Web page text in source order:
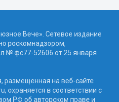
Вече». Сетевое издание
роскомнадзором,
№ фc77-52606 от 25 января
размещенная на веб-сайте
охраняется в соответствии с
РФ об авторском праве и